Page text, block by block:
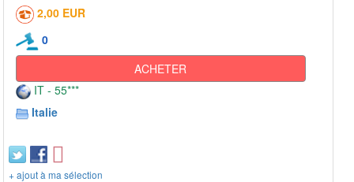
2,00 EUR
0
ACHETER
IT - 55***
Italie
+ ajout à ma sélection